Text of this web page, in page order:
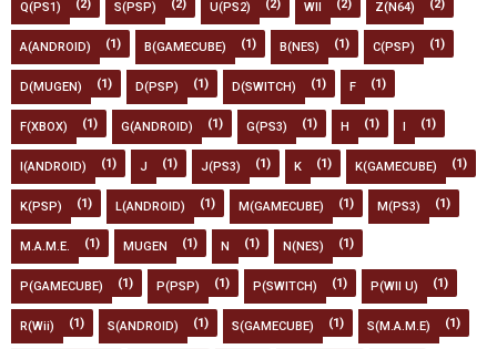
Q(PS1) (2) S(PSP) (2) U(PS2) (2) WII (2) Z(N64) (2)
A(ANDROID) (1) B(GAMECUBE) (1) B(NES) (1) C(PSP) (1)
D(MUGEN) (1) D(PSP) (1) D(SWITCH) (1) F (1)
F(XBOX) (1) G(ANDROID) (1) G(PS3) (1) H (1) (1)
I(ANDROID) (1) J (1) J(PS3) (1) K (1) K(GAMECUBE) (1)
K(PSP) (1) L(ANDROID) (1) M(GAMECUBE) (1) M(PS3) (1)
M.A.M.E. (1) MUGEN (1) N (1) N(NES) (1)
P(GAMECUBE) (1) P(PSP) (1) P(SWITCH) (1) P(WII U) (1)
R(Wii) (1) S(ANDROID) (1) S(GAMECUBE) (1) S(M.A.M.E) (1)